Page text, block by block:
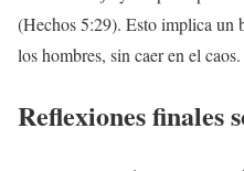
(Hechos 5:29). Esto implica un
los hombres, sin caer en el caos.
Reflexiones finales